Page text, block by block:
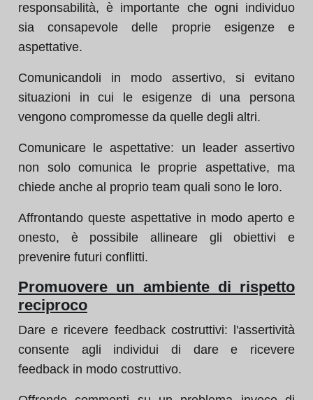
responsabilità, è importante che ogni individuo
sia consapevole delle proprie esigenze e
aspettative.
Comunicandoli in modo assertivo, si evitano
situazioni in cui le esigenze di una persona
vengono compromesse da quelle degli altri.
Comunicare le aspettative: un leader assertivo
non solo comunica le proprie aspettative, ma
chiede anche al proprio team quali sono le loro.
Affrontando queste aspettative in modo aperto e
onesto, è possibile allineare gli obiettivi e
prevenire futuri conflitti.
Promuovere un ambiente di rispetto
reciproco
Dare e ricevere feedback costruttivi: l'assertività
consente agli individui di dare e ricevere
feedback in modo costruttivo.